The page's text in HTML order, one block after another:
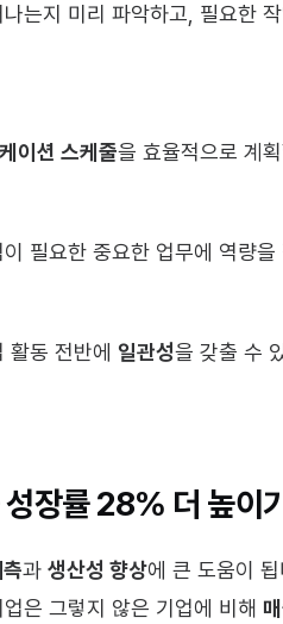
는지 미리 파악하고, 필요한
이션 스케줄을 효율적으로 계
필요한 중요한 업무에 역량을
동 전반에 일관성을 갖출 수
장률 28% 더 높이기
과 생산성 향상에 큰 도움이
은 그렇지 않은 기업에 비해